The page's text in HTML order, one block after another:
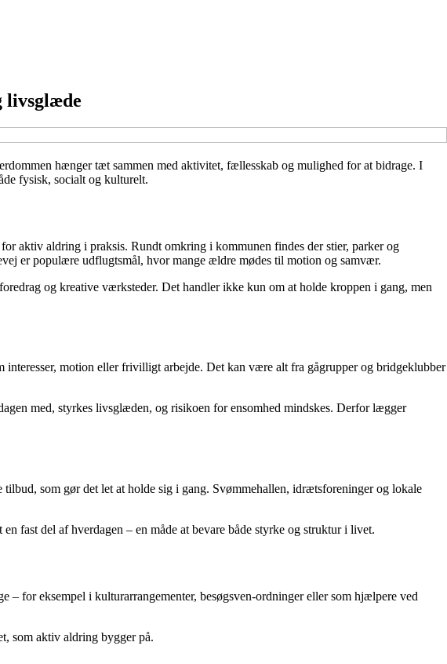
livsglæde
hænger tæt sammen med aktivitet, fællesskab og mulighed for at bidrage. I
fysisk, socialt og kulturelt.
aktiv aldring i praksis. Rundt omkring i kommunen findes der stier, parker og
er populære udflugtsmål, hvor mange ældre mødes til motion og samvær.
og kreative værksteder. Det handler ikke kun om at holde kroppen i gang, men
motion eller frivilligt arbejde. Det kan være alt fra gågrupper og bridgeklubber
med, styrkes livsglæden, og risikoen for ensomhed mindskes. Derfor lægger
som gør det let at holde sig i gang. Svømmehallen, idrætsforeninger og lokale
fast del af hverdagen – en måde at bevare både styrke og struktur i livet.
for eksempel i kulturarrangementer, besøgsven-ordninger eller som hjælpere ved
som aktiv aldring bygger på.